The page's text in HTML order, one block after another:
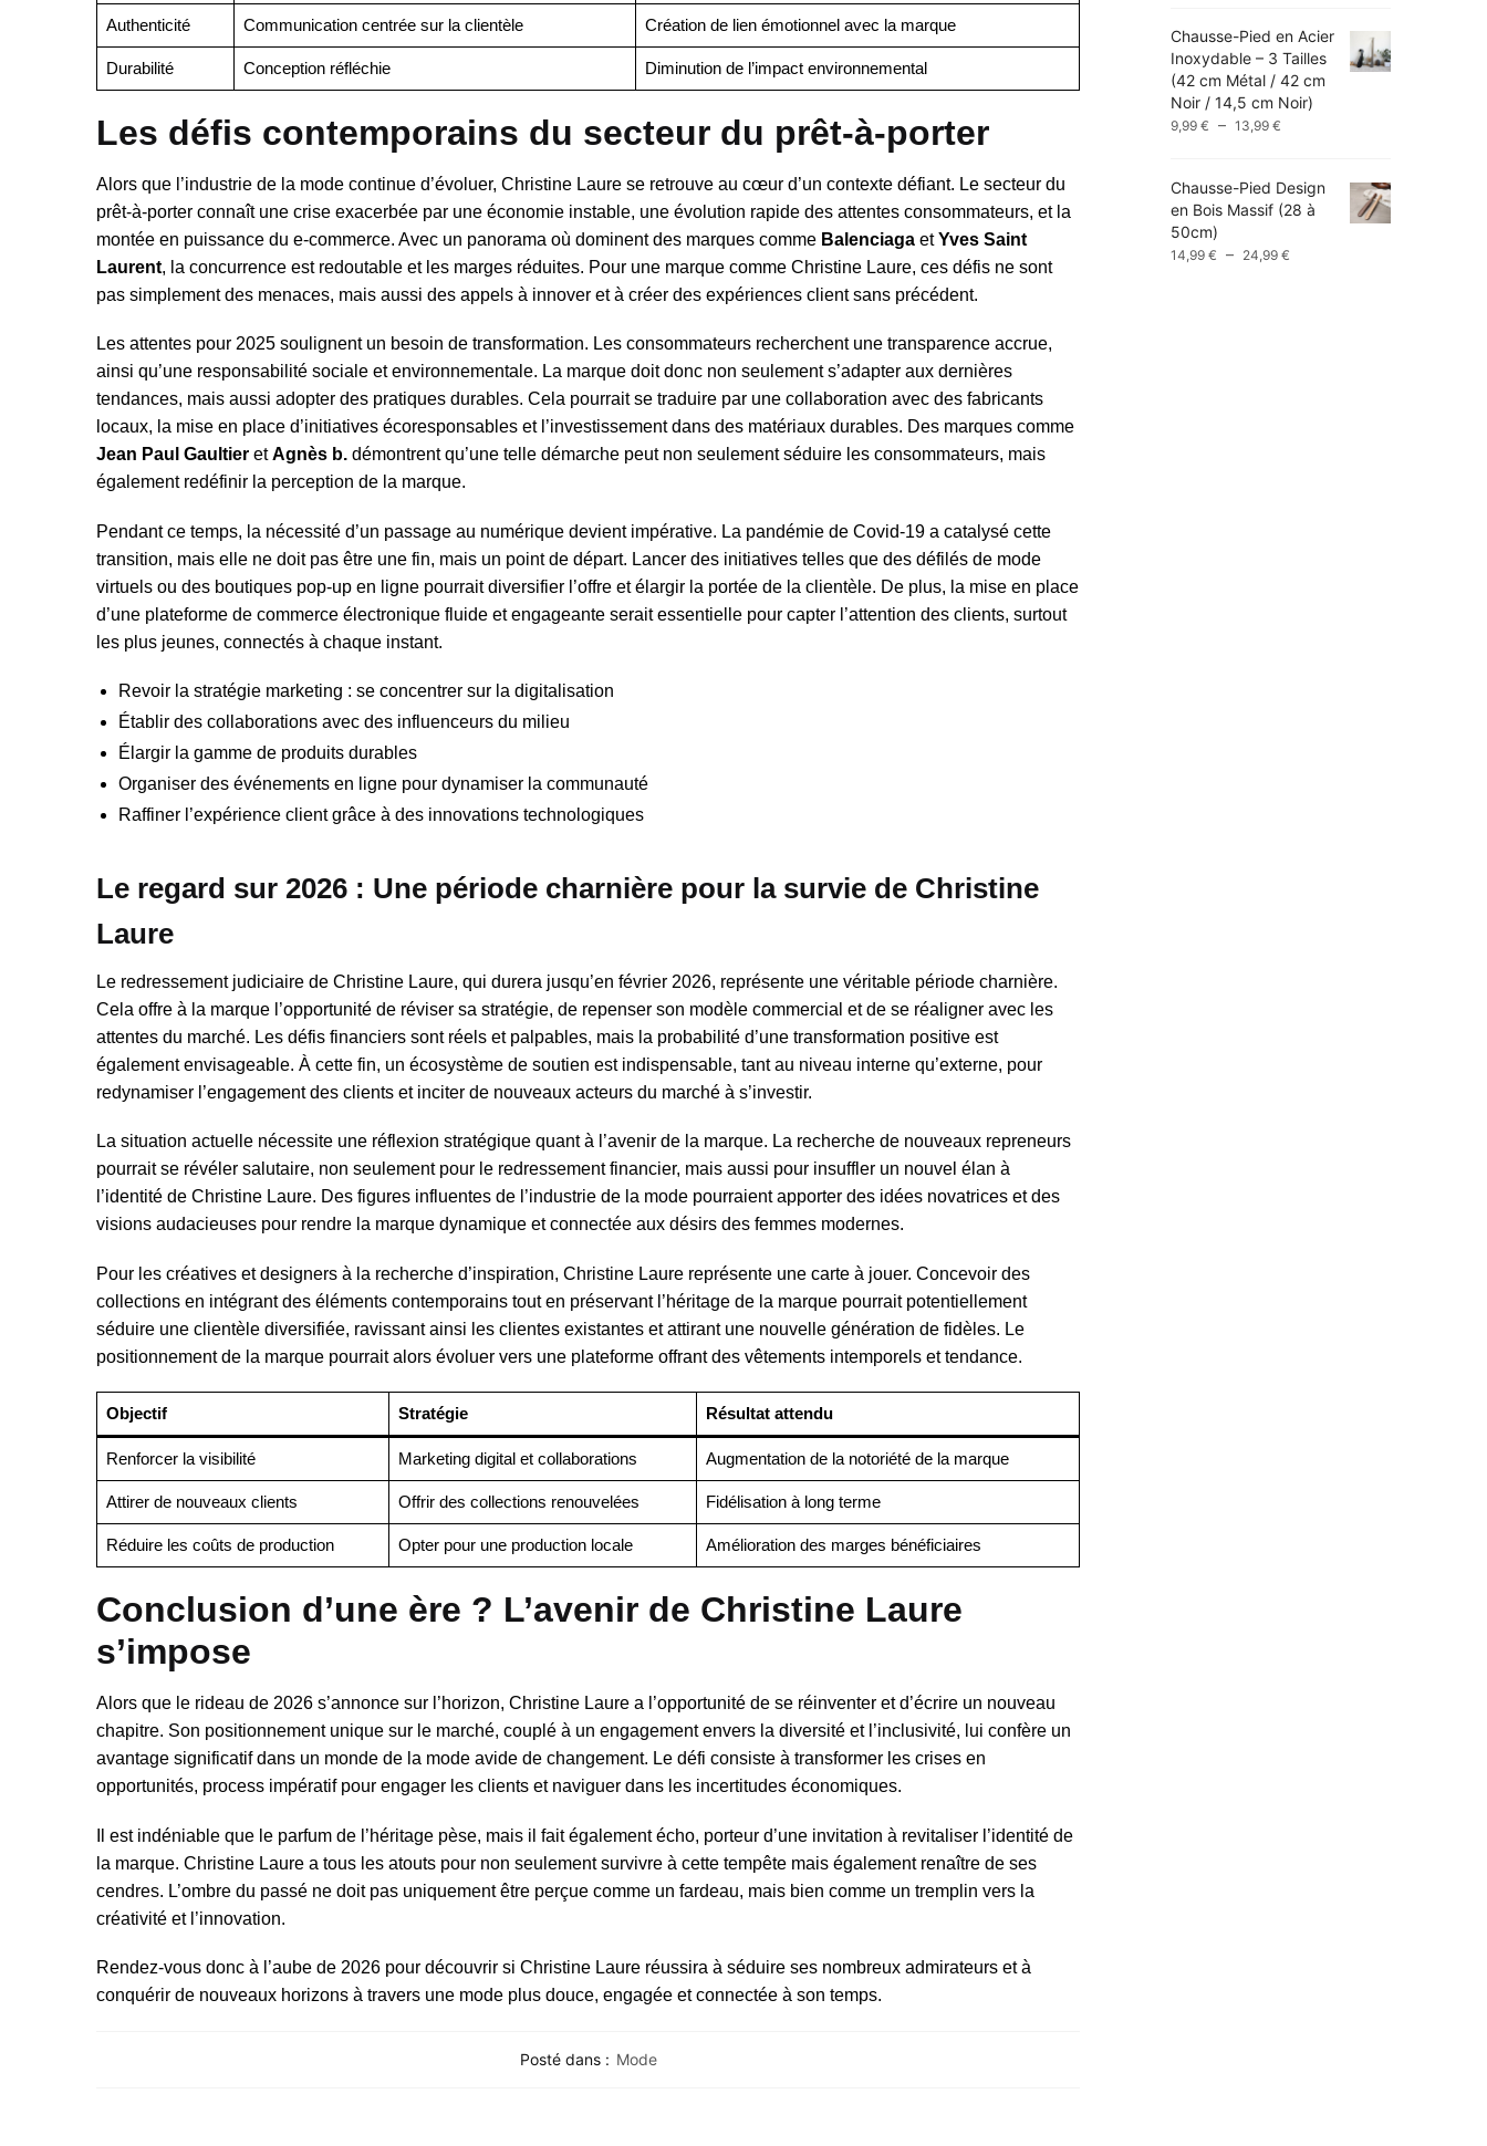
Authenticité Communication centrée sur la clientèle Création de lien émotionnel avec la marque
Durabilité Conception réfléchie Diminution de l’impact environnemental
Les défis contemporains du secteur du prêt-à-porter
Alors que l’industrie de la mode continue d’évoluer, Christine Laure se retrouve au cœur d’un contexte défiant. Le secteur du
prêt-à-porter connaît une crise exacerbée par une économie instable, une évolution rapide des attentes consommateurs, et la
montée en puissance du e-commerce. Avec un panorama où dominent des marques comme Balenciaga etYves Saint
Laurent, la concurrence est redoutable et les marges réduites. Pour une marque comme Christine Laure, ces défis ne sont
pas simplement des menaces, mais aussi des appels à innover et à créer des expériences client sans précédent.
Les attentes pour 2025 soulignent un besoin de transformation. Les consommateurs recherchent une transparence accrue,
ainsi qu’une responsabilité sociale et environnementale. La marque doit donc non seulement s’adapter aux dernières
tendances, mais aussi adopter des pratiques durables. Cela pourrait se traduire par une collaboration avec des fabricants
locaux, la mise en place d’initiatives écoresponsables et l’investissement dans des matériaux durables. Des marques comme
Jean Paul Gaultier etAgnès b. démontrent qu’une telle démarche peut non seulement séduire les consommateurs, mais
également redéfinir la perception de la marque.
Pendant ce temps, la nécessité d’un passage au numérique devient impérative. La pandémie de Covid-19 a catalysé cette
transition, mais elle ne doit pas être une fin, mais un point de départ. Lancer des initiatives telles que des défilés de mode
virtuels ou des boutiques pop-up en ligne pourrait diversifier l’offre et élargir la portée de la clientèle. De plus, la mise en place
d’une plateforme de commerce électronique fluide et engageante serait essentielle pour capter l’attention des clients, surtout
les plus jeunes, connectés à chaque instant.
Revoir la stratégie marketing : se concentrer sur la digitalisation
Établir des collaborations avec des influenceurs du milieu
Élargir la gamme de produits durables
Organiser des événements en ligne pour dynamiser la communauté
Raffiner l’expérience client grâce à des innovations technologiques
Le regard sur 2026 : Une période charnière pour la survie de Christine
Laure
Le redressement judiciaire de Christine Laure, qui durera jusqu’en février 2026, représente une véritable période charnière.
Cela offre à la marque l’opportunité de réviser sa stratégie, de repenser son modèle commercial et de se réaligner avec les
attentes du marché. Les défis financiers sont réels et palpables, mais la probabilité d’une transformation positive est
également envisageable. À cette fin, un écosystème de soutien est indispensable, tant au niveau interne qu’externe, pour
redynamiser l’engagement des clients et inciter de nouveaux acteurs du marché à s’investir.
La situation actuelle nécessite une réflexion stratégique quant à l’avenir de la marque. La recherche de nouveaux repreneurs
pourrait se révéler salutaire, non seulement pour le redressement financier, mais aussi pour insuffler un nouvel élan à
l’identité de Christine Laure. Des figures influentes de l’industrie de la mode pourraient apporter des idées novatrices et des
visions audacieuses pour rendre la marque dynamique et connectée aux désirs des femmes modernes.
Pour les créatives et designers à la recherche d’inspiration, Christine Laure représente une carte à jouer. Concevoir des
collections en intégrant des éléments contemporains tout en préservant l’héritage de la marque pourrait potentiellement
séduire une clientèle diversifiée, ravissant ainsi les clientes existantes et attirant une nouvelle génération de fidèles. Le
positionnement de la marque pourrait alors évoluer vers une plateforme offrant des vêtements intemporels et tendance.
Objectif Stratégie Résultat attendu
Renforcer la visibilité Marketing digital et collaborations Augmentation de la notoriété de la marque
Attirer de nouveaux clients Offrir des collections renouvelées Fidélisation à long terme
Réduire les coûts de production Opter pour une production locale Amélioration des marges bénéficiaires
Conclusion d’une ère ? L’avenir de Christine Laure
s’impose
Alors que le rideau de 2026 s’annonce sur l’horizon, Christine Laure a l’opportunité de se réinventer et d’écrire un nouveau
chapitre. Son positionnement unique sur le marché, couplé à un engagement envers la diversité et l’inclusivité, lui confère un
avantage significatif dans un monde de la mode avide de changement. Le défi consiste à transformer les crises en
opportunités, process impératif pour engager les clients et naviguer dans les incertitudes économiques.
Il est indéniable que le parfum de l’héritage pèse, mais il fait également écho, porteur d’une invitation à revitaliser l’identité de
la marque. Christine Laure a tous les atouts pour non seulement survivre à cette tempête mais également renaître de ses
cendres. L’ombre du passé ne doit pas uniquement être perçue comme un fardeau, mais bien comme un tremplin vers la
créativité et l’innovation.
Rendez-vous donc à l’aube de 2026 pour découvrir si Christine Laure réussira à séduire ses nombreux admirateurs et à
conquérir de nouveaux horizons à travers une mode plus douce, engagée et connectée à son temps.
Posté dans : Mode
9,49 €
à
9,99 €
Chausse-Pied en Acier
Inoxydable – 3 Tailles
(42 cm Métal / 42 cm
Noir / 14,5 cm Noir)
9,99€ – 13,99€
9,99 €
à
Chausse-Pied Design
en Bois Massif (28 à
50cm)
14,99€ – 24,99€